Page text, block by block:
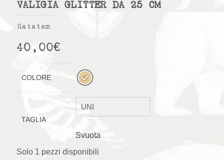
VALIGIA GLITTER DA 25 CM
Ratatam
40,00€
COLORE
TAGLIA
Svuota
Solo 1 pezzi disponibili